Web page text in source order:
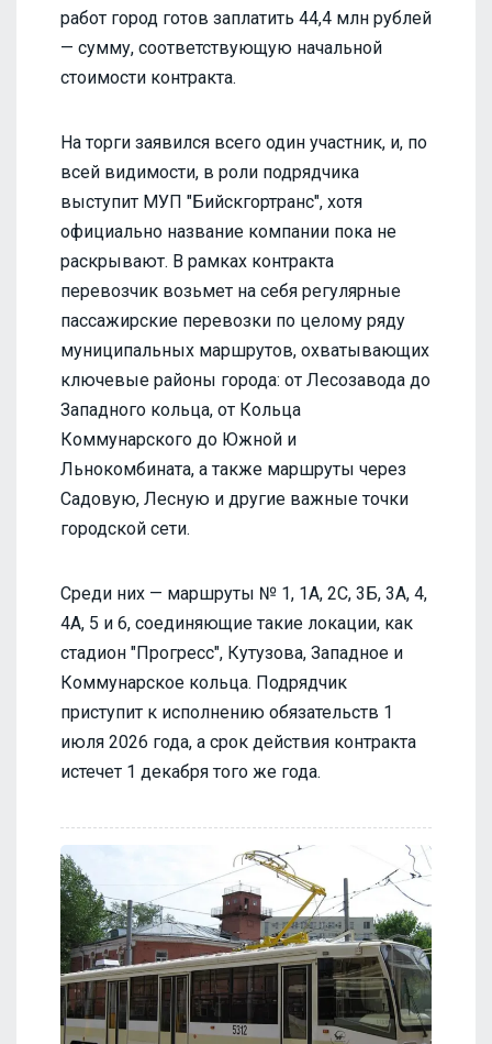
работ город готов заплатить 44,4 млн рублей
— сумму, соответствующую начальной
стоимости контракта.
На торги заявился всего один участник, и, по
всей видимости, в роли подрядчика
выступит МУП "Бийскгортранс", хотя
официально название компании пока не
раскрывают. В рамках контракта
перевозчик возьмет на себя регулярные
пассажирские перевозки по целому ряду
муниципальных маршрутов, охватывающих
ключевые районы города: от Лесозавода до
Западного кольца, от Кольца
Коммунарского до Южной и
Льнокомбината, а также маршруты через
Садовую, Лесную и другие важные точки
городской сети.
Среди них — маршруты № 1, 1А, 2С, 3Б, 3А, 4,
4А, 5 и 6, соединяющие такие локации, как
стадион "Прогресс", Кутузова, Западное и
Коммунарское кольца. Подрядчик
приступит к исполнению обязательств 1
июля 2026 года, а срок действия контракта
истечет 1 декабря того же года.